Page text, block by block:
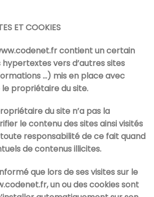
ET COOKIES
contient un certain
vers d’autres sites
…) mis en place avec
le propriétaire du site.
du site n’a pas la
le contenu des sites ainsi visités
responsabilité de ce fait quand
de contenus illicites.
que lors de ses visites sur le
, un ou des cookies sont